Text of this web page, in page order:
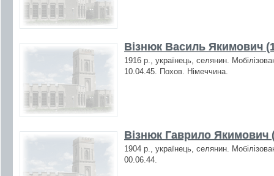
Візнюк Василь Якимович
1916 р., українець, селянин.
10.04.45. Похов. Німеччина.
Візнюк Гаврило Якимович
1904 р., українець, селянин.
00.06.44.